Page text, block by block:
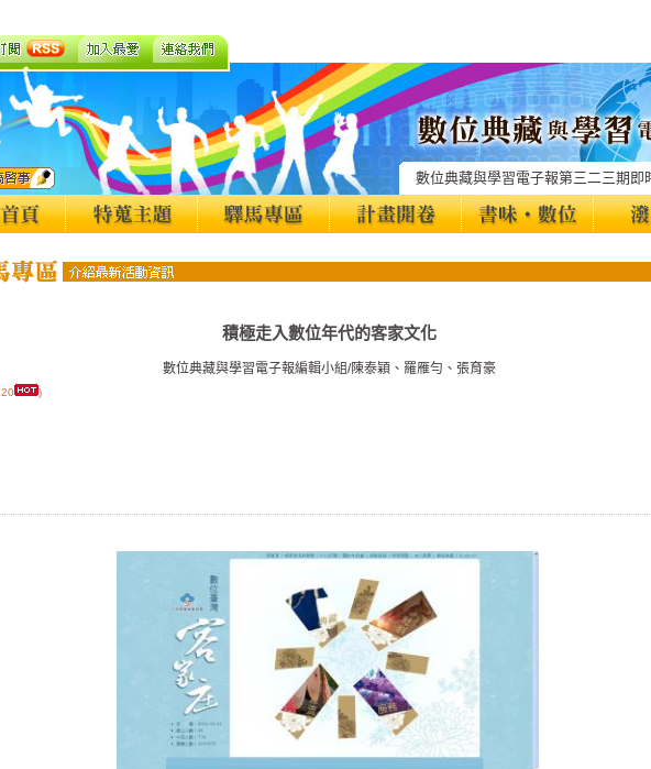
數位典藏與學習電子報第三二三期即
積極走入數位年代的客家文化
數位典藏與學習電子報編輯小組/陳泰穎、羅雁勻、張育豪
)